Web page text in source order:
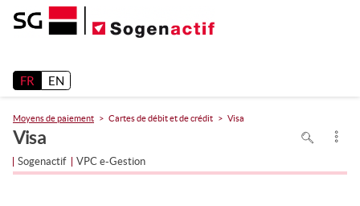
FR EN
Moyens de paiement Cartes de débit et de crédit Visa
Visa
Pour
rechercher
dans
utiliser
Sogenactif VPC e-Gestion